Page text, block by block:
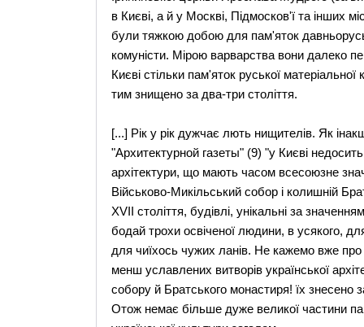
в Києві, а й у Москві, Підмосков'ї та інших
були тяжкою добою для пам'яток
комуністи. Мірою варварства вони далеко
Києві стільки пам'яток руської
тим знищено за два-три століття.
[...] Рік у рік дужчає лють нищителів. Як
"Архитектурной газеты" (9) "у Києві
архітектури, що мають часом всесоюзне
Військово-Микільський собор і колишній
XVII століття, будівлі, унікальні за
бодай трохи освіченої людини, в усякого,
для чиїхось чужих ланів. Не кажемо вже
менш уславлених витворів української
собору й Братського монастиря! їх знесено
Отож немає більше дуже великої частини